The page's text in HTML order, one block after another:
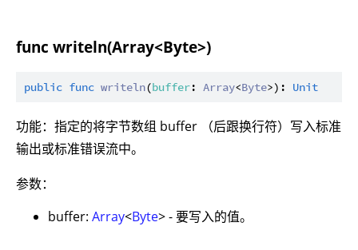
func writeln(Array<Byte>)
public func writeln(buffer: Array<Byte>): Unit
功能：指定的将字节数组 buffer （后跟换行符）写入标准
输出或标准错误流中。
参数：
buffer: Array<Byte> - 要写入的值。